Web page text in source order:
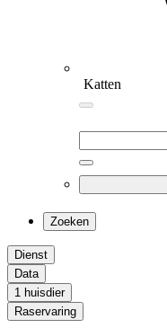
Katten
Zoeken
Dienst
Data
1 huisdier
Raservaring